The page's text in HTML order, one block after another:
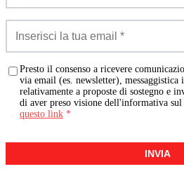
Presto il consenso a ricevere
via email (es. newsletter), messaggistica
relativamente a proposte di sostegno e
di aver preso visione dell'informativa
questo link *
INVIA